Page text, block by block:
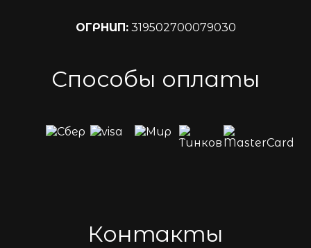
ОГРНИП:319502700079030
Способы оплаты
Контакты